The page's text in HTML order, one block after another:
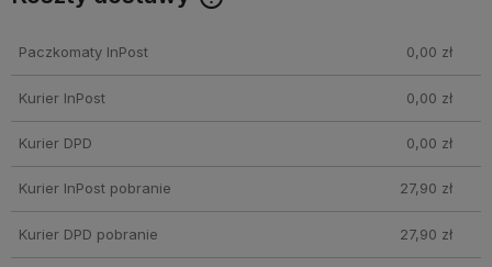
Paczkomaty InPost 0,00 zł
Kurier InPost 0,00 zł
Kurier DPD 0,00 zł
Kurier InPost pobranie 27,90 zł
Kurier DPD pobranie 27,90 zł